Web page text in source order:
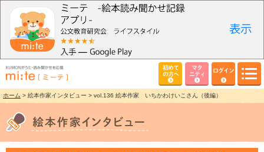
初めて
の方へ
マタ
ニティ
ログイン
ホーム > 絵本作家インタビュー > vol.136 絵本作家 いちかわけいこさん（後編）